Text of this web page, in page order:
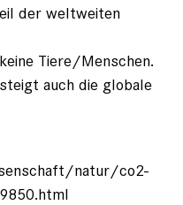
der weltweiten
Tiere/Menschen.
auch die globale
natur/co2-